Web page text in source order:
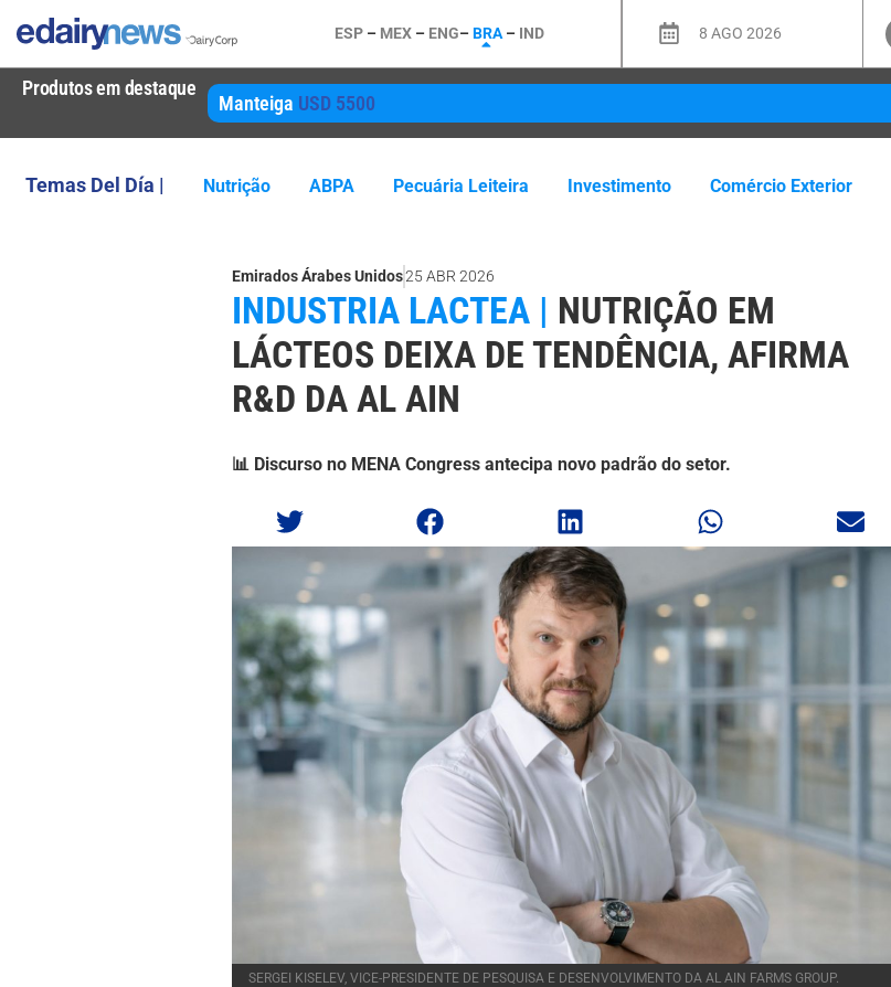
ESP – MEX – ENG–BRA – IND 8 AGO 2026
Produtos em destaque
Manteiga USD 5500
Temas Del Día | Nutrição ABPA Pecuária Leiteira Investimento Comércio Exterior
Emirados Árabes Unidos25 ABR 2026
INDUSTRIA LACTEA | NUTRIÇÃO EM
LÁCTEOS DEIXA DE TENDÊNCIA, AFIRMA
R&D DA AL AIN
📊 Discurso no MENA Congress antecipa novo padrão do setor.
SERGEI KISELEV, VICE-PRESIDENTE DE PESQUISA E DESENVOLVIMENTO DA AL AIN FARMS GROUP.